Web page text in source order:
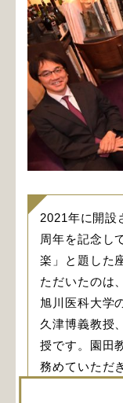
2021年に開設
周年を記念し
楽」と題した
ただいたのは
旭川医科大学
久津博義教授
授です。園田
務めていただ